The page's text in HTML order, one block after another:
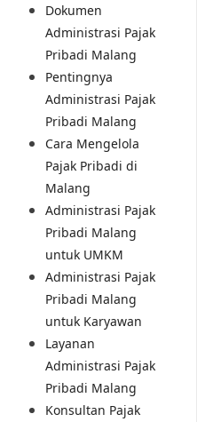
Dokumen
Administrasi Pajak
Pribadi Malang
Pentingnya
Administrasi Pajak
Pribadi Malang
Cara Mengelola
Pajak Pribadi di
Malang
Administrasi Pajak
Pribadi Malang
untuk UMKM
Administrasi Pajak
Pribadi Malang
untuk Karyawan
Layanan
Administrasi Pajak
Pribadi Malang
Konsultan Pajak